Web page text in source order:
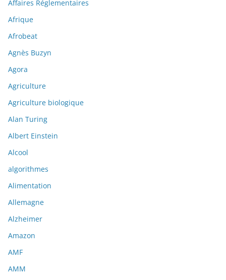
Affaires Réglementaires
Afrique
Afrobeat
Agnès Buzyn
Agora
Agriculture
Agriculture biologique
Alan Turing
Albert Einstein
Alcool
algorithmes
Alimentation
Allemagne
Alzheimer
Amazon
AMF
AMM